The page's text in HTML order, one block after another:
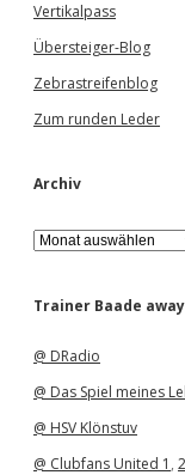
Vertikalpass
Übersteiger-Blog
Zebrastreifenblog
Zum runden Leder
Archiv
A
r
h
Trainer Baade away
@ DRadio
@ Das Spiel meines
@ HSV Klönstuv
@ Clubfans United 1 , 2